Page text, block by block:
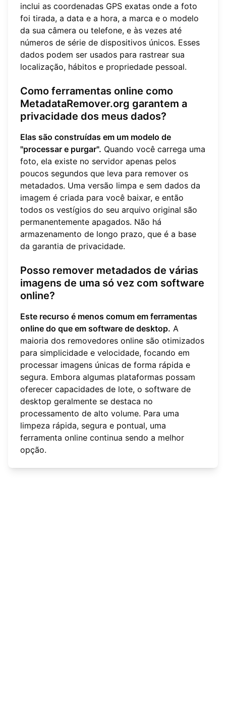
inclui as coordenadas GPS exatas onde a foto
foi tirada, a data e a hora, a marca e o modelo
da sua câmera ou telefone, e às vezes até
números de série de dispositivos únicos. Esses
dados podem ser usados para rastrear sua
localização, hábitos e propriedade pessoal.
Como ferramentas online como
MetadataRemover.org garantem a
privacidade dos meus dados?
Elas são construídas em um modelo de
"processar e purgar". Quando você carrega uma
foto, ela existe no servidor apenas pelos
poucos segundos que leva para remover os
metadados. Uma versão limpa e sem dados da
imagem é criada para você baixar, e então
todos os vestígios do seu arquivo original são
permanentemente apagados. Não há
armazenamento de longo prazo, que é a base
da garantia de privacidade.
Posso remover metadados de várias
imagens de uma só vez com software
online?
Este recurso é menos comum em ferramentas
online do que em software de desktop. A
maioria dos removedores online são otimizados
para simplicidade e velocidade, focando em
processar imagens únicas de forma rápida e
segura. Embora algumas plataformas possam
oferecer capacidades de lote, o software de
desktop geralmente se destaca no
processamento de alto volume. Para uma
limpeza rápida, segura e pontual, uma
ferramenta online continua sendo a melhor
opção.